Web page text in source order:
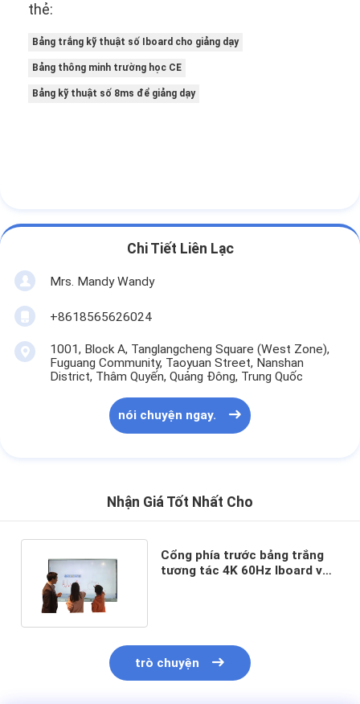
thẻ:
Bảng trắng kỹ thuật số Iboard cho giảng dạy
Bảng thông minh trường học CE
Bảng kỹ thuật số 8ms để giảng dạy
Chi Tiết Liên Lạc
Mrs. Mandy Wandy
+8618565626024
1001, Block A, Tanglangcheng Square (West Zone),
Fuguang Community, Taoyuan Street, Nanshan
District, Thâm Quyến, Quảng Đông, Trung Quốc
nói chuyện ngay.
Nhận Giá Tốt Nhất Cho
Cổng phía trước bảng trắng
tương tác 4K 60Hz Iboard với
trò chuyện